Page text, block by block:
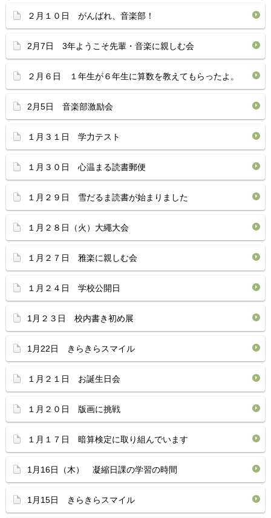
２月１０日 がんばれ、音楽部！
2月7日 3年ようこそ先輩・音楽に親しむ会
２月６日 １年生が６年生に算数を教えてもらったよ。
2月5日 音楽部激励会
１月３１日 学力テスト
１月３０日 心温まる読書郵便
１月２９日 雪だるま読書が始まりました
１月２８日（火）大繩大会
１月２７日 雅楽に親しむ会
１月２４日 学校公開日
1月２３日 校内書き初め展
1月22日 きらきらスマイル
１月２１日 お誕生日会
１月２０日 版画に挑戦
１月１７日 暗算検定に取り組んでいます
1月16日（木） 凝縮日課の学習の時間
1月15日 きらきらスマイル